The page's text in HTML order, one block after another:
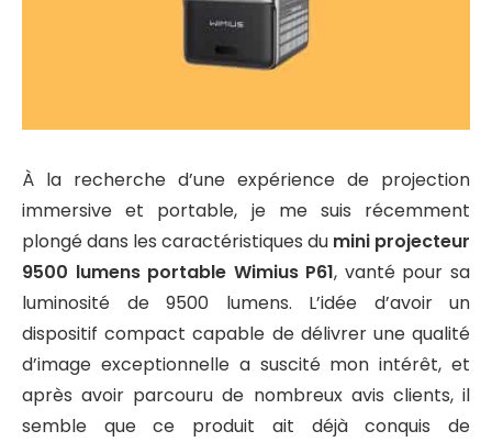
À la recherche d’une expérience de projection
immersive et portable, je me suis récemment
plongé dans les caractéristiques du mini projecteur
9500 lumens portable Wimius P61, vanté pour sa
luminosité de 9500 lumens. L’idée d’avoir un
dispositif compact capable de délivrer une qualité
d’image exceptionnelle a suscité mon intérêt, et
après avoir parcouru de nombreux avis clients, il
semble que ce produit ait déjà conquis de